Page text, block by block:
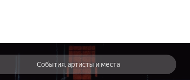
События, артисты и места